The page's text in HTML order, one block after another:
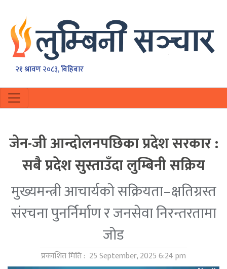
२१ श्रावण २०८३, बिहिबार
जेन-जी आन्दाेलनपछिका प्रदेश सरकार :
सबै प्रदेश सुस्ताउँदा लुम्बिनी सक्रिय
मुख्यमन्त्री आचार्यको सक्रियता–क्षतिग्रस्त
संरचना पुनर्निर्माण र जनसेवा निरन्तरतामा
जोड
प्रकाशित मिति : 25 September, 2025 6:24 pm